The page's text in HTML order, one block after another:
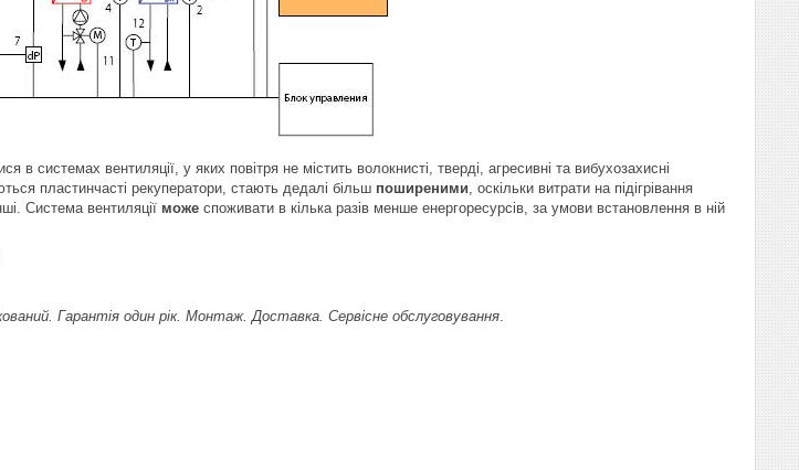
в системах вентиляції, у яких повітря не містить волокнисті, тверді, агресивні та вибухозахисні
пластинчасті рекуператори, стають дедалі більш поширеними, оскільки витрати на підігрівання
Система вентиляції може споживати в кілька разів менше енергоресурсів, за умови встановлення в ній
Гарантія один рік. Монтаж. Доставка. Сервісне обслуговування.